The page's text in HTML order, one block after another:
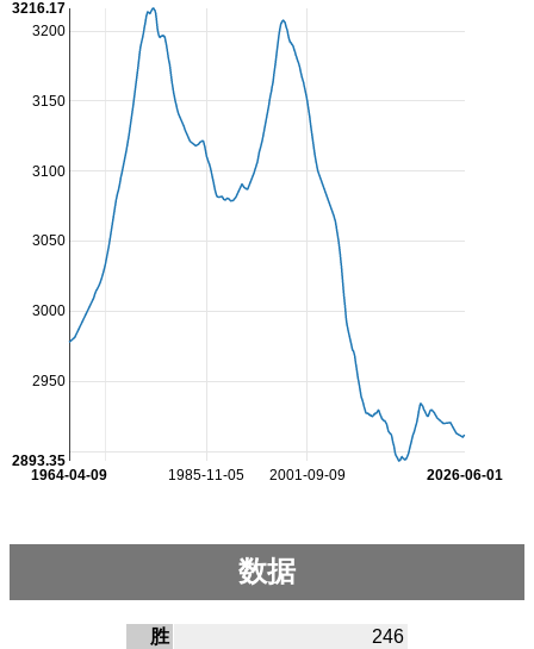
1985-11-05 2001-09-09
1964-04-09 2026-06-01
2950
3000
3050
3100
3150
3200
2893.35
3216.17
数据
胜
246